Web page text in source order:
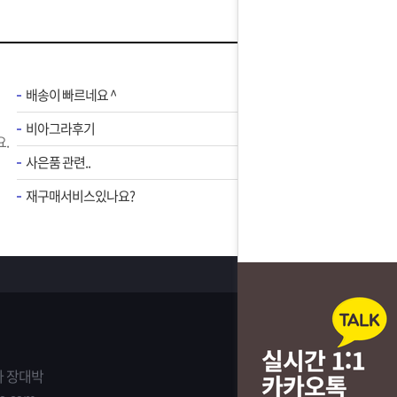
.
배송이 빠르네요 ^
비아그라후기
사은품 관련..
재구매서비스있나요?
장대박